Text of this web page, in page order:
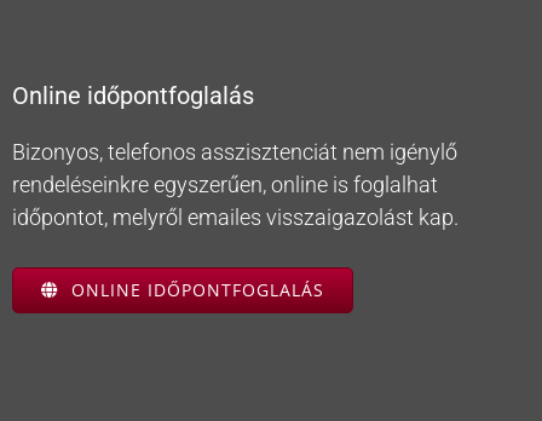
Online időpontfoglalás
Bizonyos, telefonos asszisztenciát nem igénylő
rendeléseinkre egyszerűen, online is foglalhat
időpontot, melyről emailes visszaigazolást kap.
ONLINE IDŐPONTFOGLALÁS